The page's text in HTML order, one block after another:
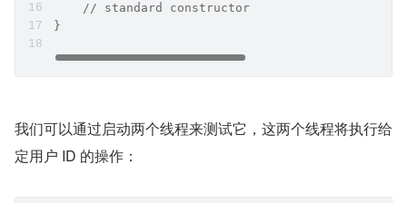
    // standard constructor
}
我们可以通过启动两个线程来测试它，这两个线程将执行给
定用户 ID 的操作：